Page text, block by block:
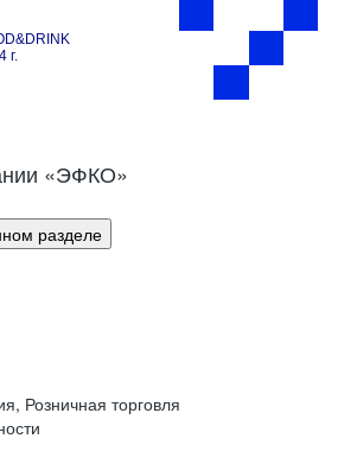
г.
«ЭФКО»
разделе
Розничная торговля